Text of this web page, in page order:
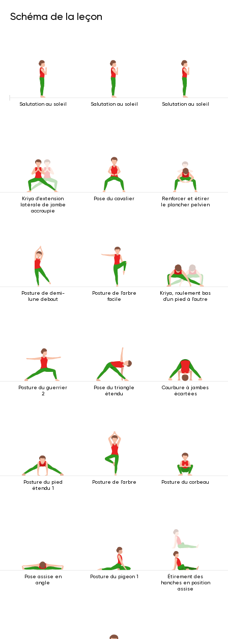
Schéma de la leçon
Salutation au soleil Salutation au soleil Salutation au soleil
Kriya d'extension
latérale de jambe
accroupie
Pose du cavalier
Renforcer et étirer
le plancher pelvien
Posture de demi-
lune debout
Posture de l'arbre
facile
Kriya, roulement bas
d'un pied à l'autre
Posture du guerrier
2
Pose du triangle
étendu
Courbure à jambes
écartées
Posture du pied
étendu 1
Posture de l'arbre Posture du corbeau
Pose assise en
angle
Posture du pigeon 1
Étirement des
hanches en position
assise